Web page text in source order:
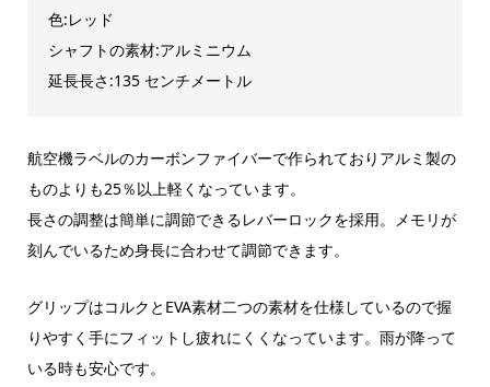
色:レッド
シャフトの素材:アルミニウム
延長長さ:135 センチメートル
航空機ラベルのカーボンファイバーで作られておりアルミ製の
ものよりも25％以上軽くなっています。
長さの調整は簡単に調節できるレバーロックを採用。メモリが
刻んでいるため身長に合わせて調節できます。
グリップはコルクとEVA素材二つの素材を仕様しているので握
りやすく手にフィットし疲れにくくなっています。雨が降って
いる時も安心です。